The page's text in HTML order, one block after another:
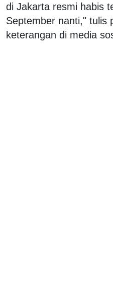
di Jakarta resmi habis
September nanti," tulis
keterangan di media